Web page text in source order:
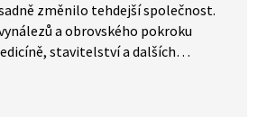
změnilo tehdejší společnost.
a obrovského pokroku
stavitelství a dalších
v minisérii Božena. Možná